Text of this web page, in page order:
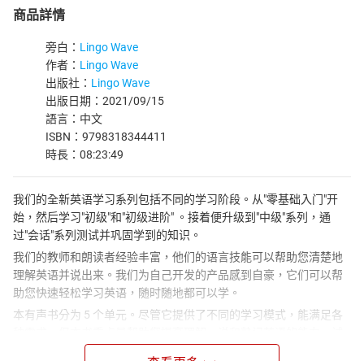
商品詳情
旁白： Lingo Wave
作者： Lingo Wave
出版社： Lingo Wave
出版日期：2021/09/15
語言：中文
ISBN：9798318344411
時長：08:23:49
我们的全新英语学习系列包括不同的学习阶段。从"零基础入门"开
始，然后学习"初级"和"初级进阶" 。接着便升级到"中级"系列，通
过"会话"系列测试并巩固学到的知识。
我们的教师和朗读者经验丰富，他们的语言技能可以帮助您清楚地
理解英语并说出来。我们为自己开发的产品感到自豪，它们可以帮
助您快速轻松学习英语，随时随地都可以学。
本有声书分为 5 个单元。尽管它提供了不同的学习模式，能满足各
听部分可以让您了解本书的教学模式。